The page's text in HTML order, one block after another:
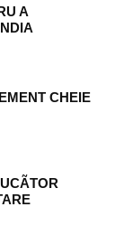
A
CHEIE